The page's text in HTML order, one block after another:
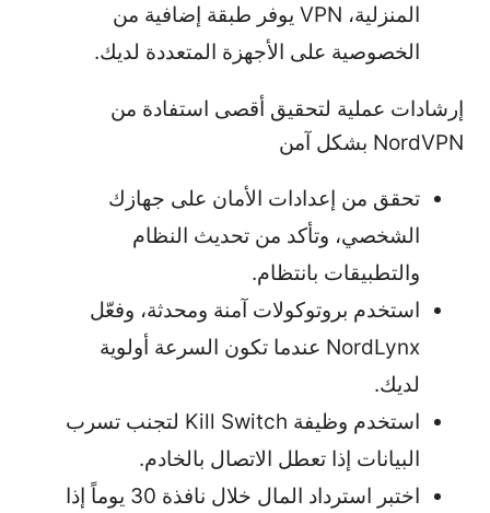
المنزلية، VPN يوفر طبقة إضافية من
الخصوصية على الأجهزة المتعددة لديك.
إرشادات عملية لتحقيق أقصى استفادة من
NordVPN بشكل آمن
تحقق من إعدادات الأمان على جهازك
الشخصي، وتأكد من تحديث النظام
والتطبيقات بانتظام.
استخدم بروتوكولات آمنة ومحدثة، وفعّل
NordLynx عندما تكون السرعة أولوية
لديك.
استخدم وظيفة Kill Switch لتجنب تسرب
البيانات إذا تعطل الاتصال بالخادم.
اختبر استرداد المال خلال نافذة 30 يوماً إذا